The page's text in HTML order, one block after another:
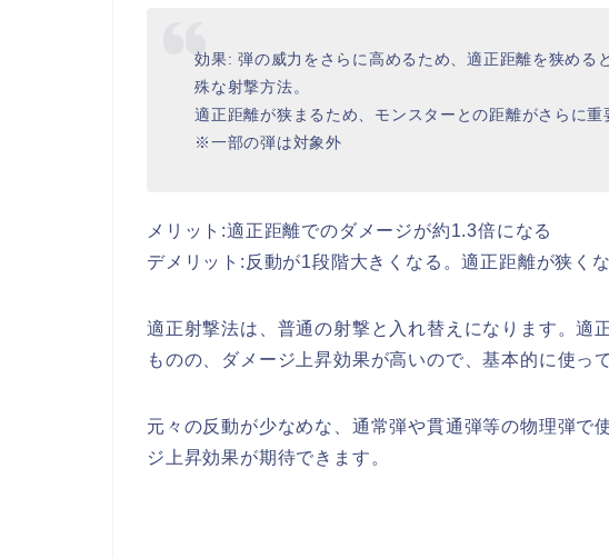
効果: 弾の威力をさらに高めるため、適正距離を狭める
殊な射撃方法。
適正距離が狭まるため、モンスターとの距離がさらに重
※一部の弾は対象外
メリット:適正距離でのダメージが約1.3倍になる
デメリット:反動が1段階大きくなる。適正距離が狭くな
適正射撃法は、普通の射撃と入れ替えになります。適
ものの、ダメージ上昇効果が高いので、基本的に使っ
元々の反動が少なめな、通常弾や貫通弾等の物理弾で
ジ上昇効果が期待できます。